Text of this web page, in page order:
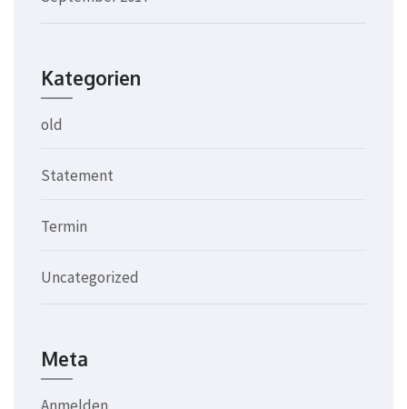
Kategorien
old
Statement
Termin
Uncategorized
Meta